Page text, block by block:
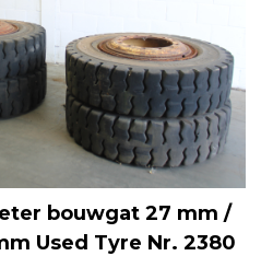
bouwgat 27 mm /
Used Tyre Nr. 2380